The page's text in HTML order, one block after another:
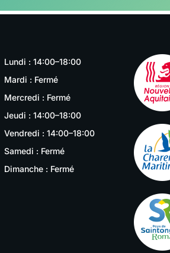
Lundi : 14:00–18:00
Mardi : Fermé
Mercredi : Fermé
Jeudi : 14:00–18:00
Vendredi : 14:00–18:00
Samedi : Fermé
Dimanche : Fermé